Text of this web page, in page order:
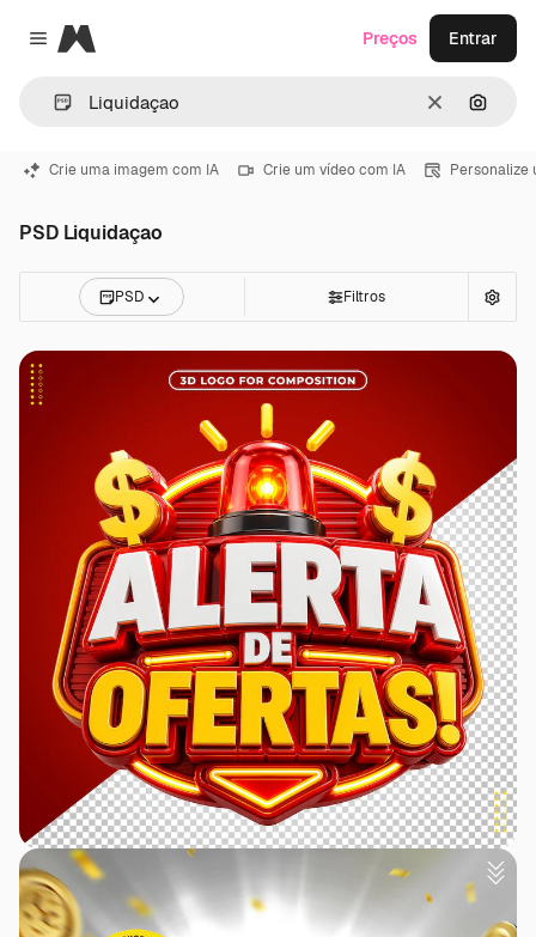
Close menu
Magnific
Limpar
Preços Entrar
Crie uma imagem com IA Crie um vídeo com IA Personalize
PSD Liquidaçao
PSD Filtros